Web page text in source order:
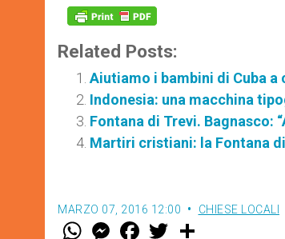
Related Posts:
Aiutiamo i bambini di Cuba a
Indonesia: una macchina
Fontana di Trevi. Bagnasco:
Martiri cristiani: la Fontana
MARZO 07, 2016 12:00 CHIESE LOCALI
W M F